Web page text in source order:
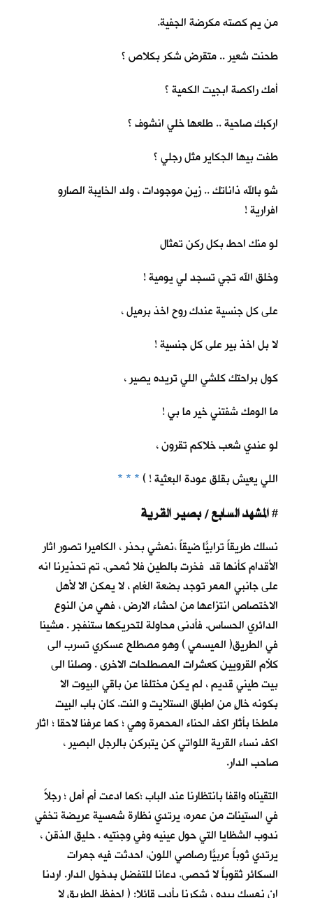
من يم كصته مكرضة الجفية.
طحنت شعير .. متقرض شكر بكلاص ؟
أمك راكصة ابجيت الكمية ؟
اركبك صاحية .. طلعها خلي انشوف ؟
طفت بيها الجكاير مثل رجلي ؟
شو بالله ذاناتك .. زين موجودات ، ولد الخايبة الصارو
افرارية !
لو منك احط بكل ركن تمثال
وخلق الله تجي تسجد لي يومية !
على كل جنسية عندك روح اخذ برميل ،
لا بل اخذ بير على كل جنسية !
كول براحتك كلشي اللي تريده يصير ،
ما الومك شفتني خير ما بي !
لو عندي شعب خلاكم تقرون ،
اللي يعيش بقلق عودة البعثية ! )* * *
# المشهد السابع / بصير القرية
نسلك طريقاً ترابيّاً ضيقاً ،نمشي بحذر ، الكاميرا تصور اثار
الأقدام كأنها قد فخرت بالطين فلا تُمحى. تم تحذيرنا انه
على جانبي الممر توجد بضعة الغام ، لا يمكن الا لأهل
الاختصاص انتزاعها من احشاء الارض ، فهي من النوع
الدائري الحساس. فأدنى محاولة لتحريكها ستنفجر . مشينا
في الطريق( الميسمي ) وهو مصطلح عسكري تسرب الى
كلأم القرويين كعشرات المصطلحات الاخرى . وصلنا الى
بيت طيني قديم ، لم يكن مختلفا عن باقي البيوت الا
بكونه خالٍ من اطباق الستلايت و النت. كان باب البيت
ملطخا بأثار اكف الحناء المحمرة وهي ؛ كما عرفنا لاحقا ؛ اثار
اكف نساء القرية اللواتي كن يتبركن بالرجل البصير ،
صاحب الدار.
التقيناه واقفا بانتظارنا عند الباب ؛كما ادعت أم أمل ؛ رجلاً
في الستينات من عمره، يرتدي نظارة شمسية عريضة تخفي
ندوب الشظايا التي حول عينيه وفي وجنتيه . حليق الذقن ،
يرتدي ثوباً عربيّاً رصاصي اللون، احدثت فيه جمرات
السكائر ثقوباً لا تٌحصى. دعانا للتفضل بدخول الدار. اردنا